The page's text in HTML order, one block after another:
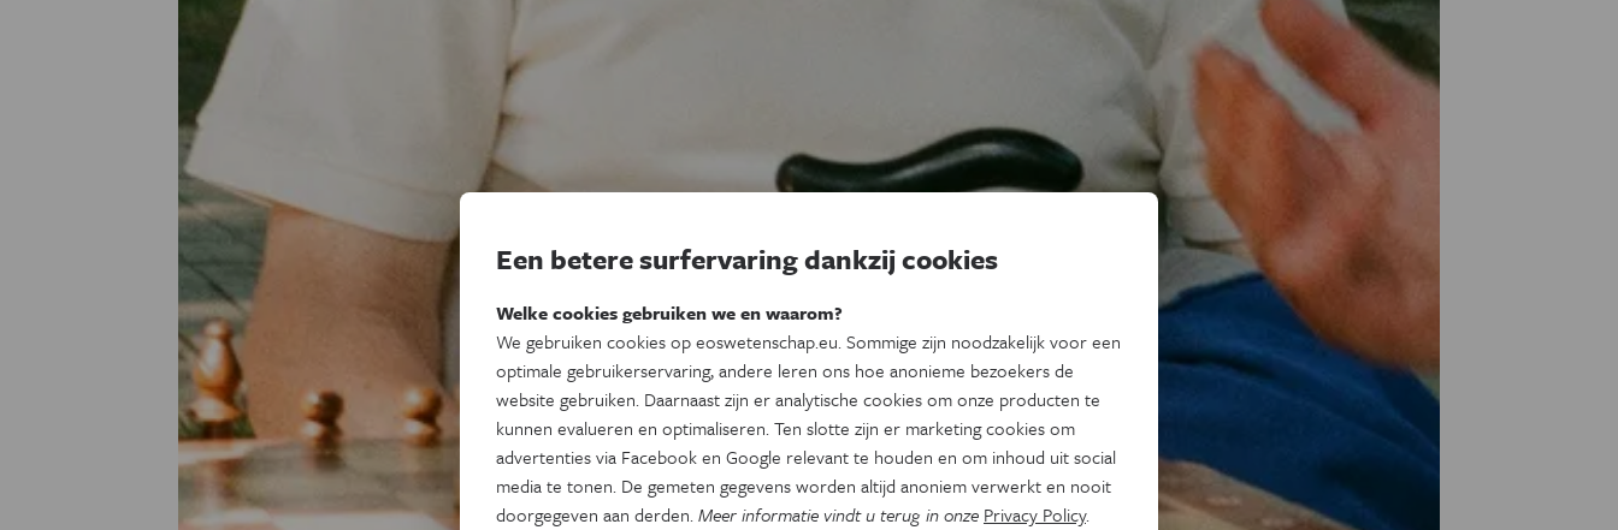
Een betere surfervaring dankzij cookies
Welke cookies gebruiken we en waarom?
We gebruiken cookies op eoswetenschap.eu. Sommige zijn noodzakelijk voor een
optimale gebruikerservaring, andere leren ons hoe anonieme bezoekers de
website gebruiken. Daarnaast zijn er analytische cookies om onze producten te
kunnen evalueren en optimaliseren. Ten slotte zijn er marketing cookies om
advertenties via Facebook en Google relevant te houden en om inhoud uit social
media te tonen. De gemeten gegevens worden altijd anoniem verwerkt en nooit
doorgegeven aan derden.Meer informatie vindt u terug in onze Privacy Policy.